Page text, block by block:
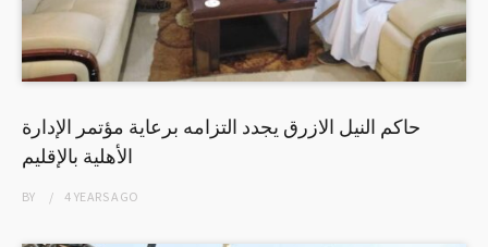
حاكم النيل الازرق يجدد التزامه برعاية مؤتمر الإدارة
الأهلية بالإقليم
BY 4 YEARSAGO